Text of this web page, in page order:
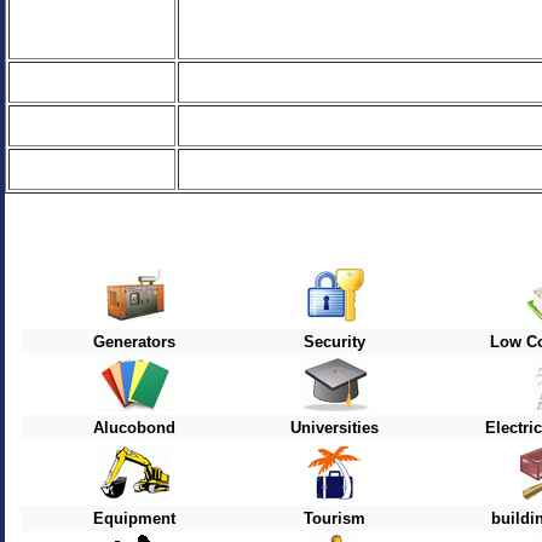
Generators Security Low
Alucobond Universities
Equipment Tourism